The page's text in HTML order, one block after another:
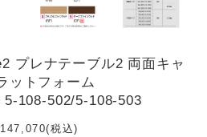
プレナテーブル2 両面キャ
ットフォーム
108-502/5-108-503
(税込)